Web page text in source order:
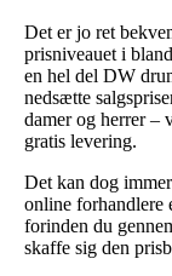
Det er jo ret
prisniveauet i
en hel del DW
nedsætte
damer og herrer –
gratis levering.
Det kan dog
online forhandlere
forinden du
skaffe sig den